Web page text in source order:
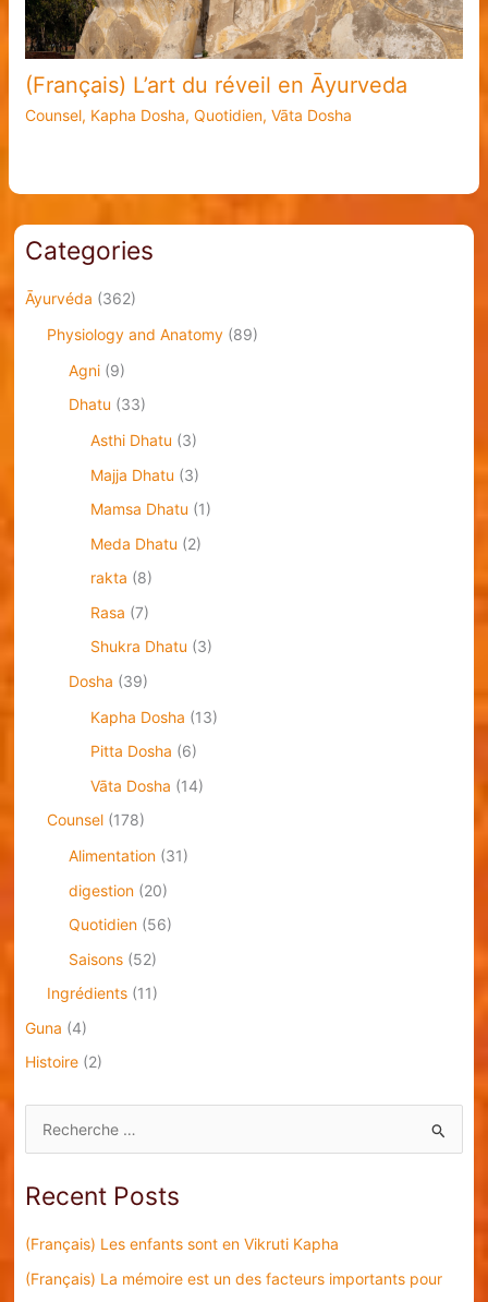
(Français) L’art du réveil en Āyurveda
Counsel, Kapha Dosha, Quotidien, Vāta Dosha
Categories
Āyurvéda (362)
Physiology and Anatomy(89)
Agni(9)
Dhatu (33)
Asthi Dhatu (3)
Majja Dhatu (3)
Mamsa Dhatu (1)
Meda Dhatu (2)
rakta (8)
Rasa (7)
Shukra Dhatu (3)
Dosha (39)
Kapha Dosha (13)
Pitta Dosha (6)
Vāta Dosha (14)
Counsel(178)
Alimentation(31)
digestion(20)
Quotidien(56)
Saisons(52)
Ingrédients(11)
Guna (4)
Histoire(2)
e
r
c
h
Recent Posts
(Français) Les enfants sont en Vikruti Kapha
(Français) La mémoire est un des facteurs importants pour